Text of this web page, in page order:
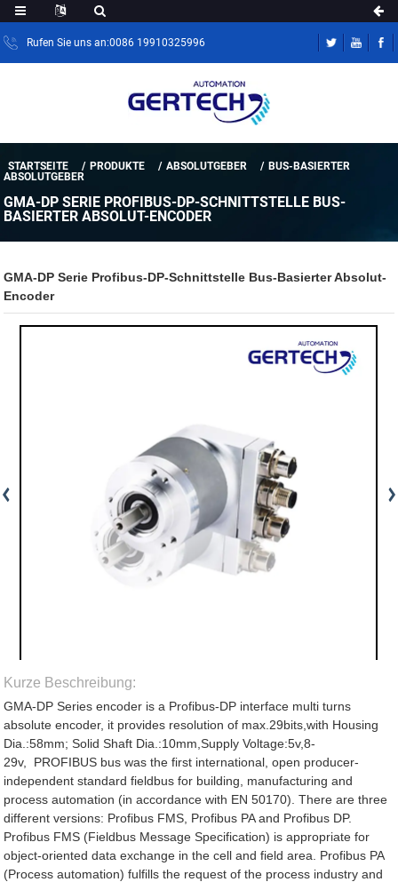
Rufen Sie uns an:0086 19910325996
STARTSEITE PRODUKTE ABSOLUTGEBER
BUS-BASIERTER
ABSOLUTGEBER
GMA-DP SERIE PROFIBUS-DP-SCHNITTSTELLE BUS-
BASIERTER ABSOLUT-ENCODER
GMA-DP Serie Profibus-DP-Schnittstelle Bus-Basierter Absolut-
Encoder
Kurze Beschreibung:
GMA-DP Series encoder is a Profibus-DP interface multi turns
absolute encoder, it provides resolution of max.29bits,with Housing
Dia.:58mm; Solid Shaft Dia.:10mm,Supply Voltage:5v,8-
29v, PROFIBUS bus was the first international, open producer-
independent standard fieldbus for building, manufacturing and
process automation (in accordance with EN 50170). There are three
different versions: Profibus FMS, Profibus PA and Profibus DP.
Profibus FMS (Fieldbus Message Specification) is appropriate for
object-oriented data exchange in the cell and field area. Profibus PA
(Process automation) fulfills the request of the process industry and